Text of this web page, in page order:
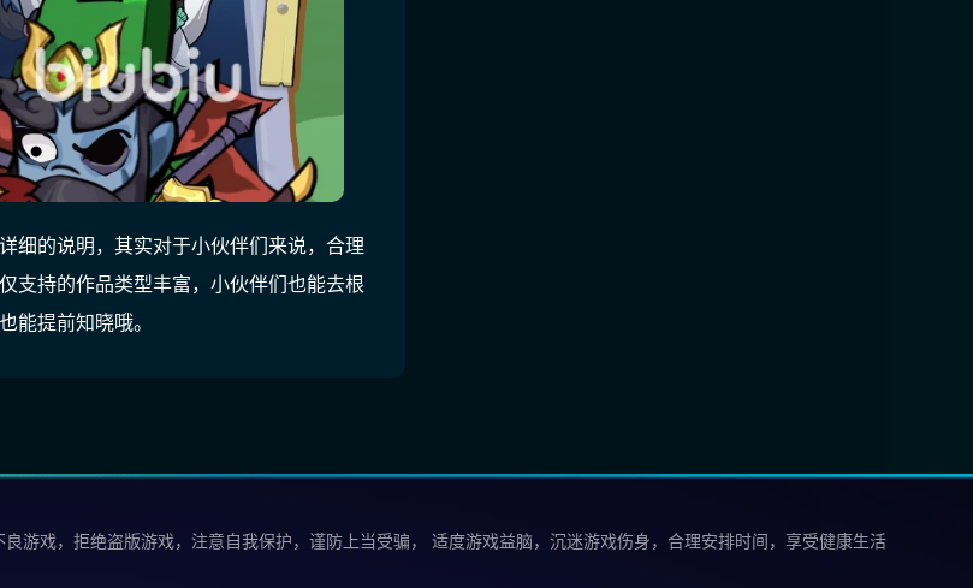
细的说明，其实对于小伙伴们来说，合理
支持的作品类型丰富，小伙伴们也能去根
能提前知晓哦。
游戏，拒绝盗版游戏，注意自我保护，谨防上当受骗， 适度游戏益脑，沉迷游戏伤身，合理安排时间，享受健康生活